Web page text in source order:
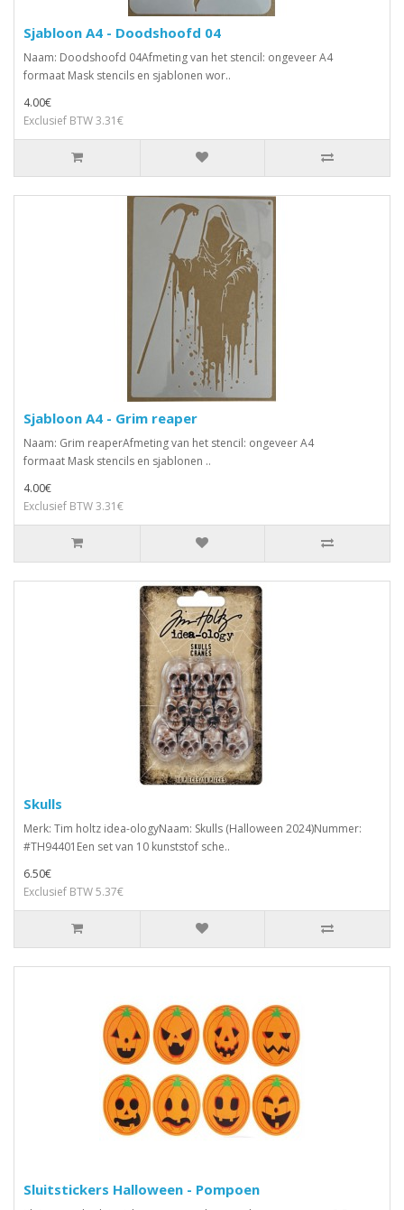
Sjabloon A4 - Doodshoofd 04
Naam: Doodshoofd 04Afmeting van het stencil: ongeveer A4
formaat Mask stencils en sjablonen wor..
4.00€
Exclusief BTW 3.31€
Sjabloon A4 - Grim reaper
Naam: Grim reaperAfmeting van het stencil: ongeveer A4
formaat Mask stencils en sjablonen ..
4.00€
Exclusief BTW 3.31€
Skulls
Merk: Tim holtz idea-ologyNaam: Skulls (Halloween 2024)Nummer:
#TH94401Een set van 10 kunststof sche..
6.50€
Exclusief BTW 5.37€
Sluitstickers Halloween - Pompoen